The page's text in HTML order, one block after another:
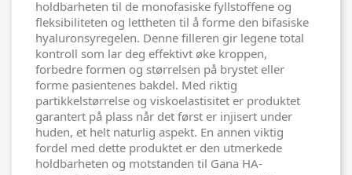
holdbarheten til de monofasiske fyllstoffene og
fleksibiliteten og lettheten til å forme den bifasiske
hyaluronsyregelen. Denne filleren gir legene total
kontroll som lar deg effektivt øke kroppen,
forbedre formen og størrelsen på brystet eller
forme pasientenes bakdel. Med riktig
partikkelstørrelse og viskoelastisitet er produktet
garantert på plass når det først er injisert under
huden, et helt naturlig aspekt. En annen viktig
fordel med dette produktet er den utmerkede
holdbarheten og motstanden til Gana HA-